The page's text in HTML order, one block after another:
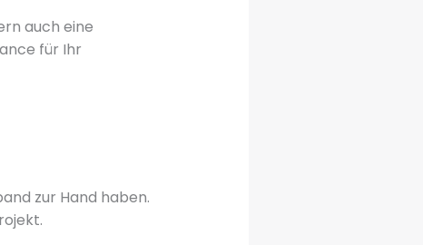
auch eine
für Ihr
zur Hand haben.